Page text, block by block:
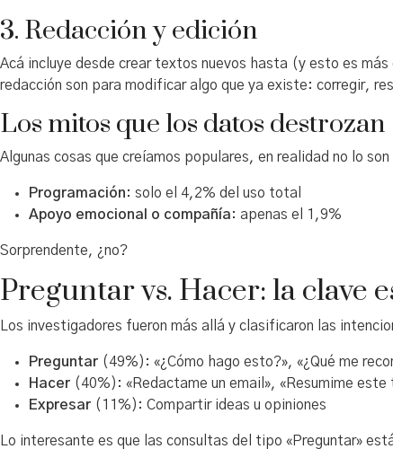
3. Redacción y edición
Acá incluye desde crear textos nuevos hasta (y esto es
redacción son para modificar algo que ya existe: corregir,
Los mitos que los datos destrozan
Algunas cosas que creíamos populares, en realidad no lo
Programación: solo el 4,2% del uso total
Apoyo emocional o compañía: apenas el 1,9%
Sorprendente, ¿no?
Preguntar vs. Hacer: la clave
Los investigadores fueron más allá y clasificaron las
Preguntar (49%): «¿Cómo hago esto?», «¿Qué me
Hacer (40%): «Redactame un email», «Resumime este
Expresar (11%): Compartir ideas u opiniones
Lo interesante es que las consultas del tipo «Preguntar»